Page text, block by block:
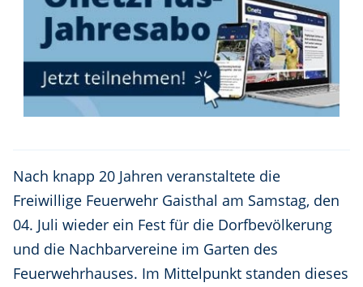
Nach knapp 20 Jahren veranstaltete die
Freiwillige Feuerwehr Gaisthal am Samstag, den
04. Juli wieder ein Fest für die Dorfbevölkerung
und die Nachbarvereine im Garten des
Feuerwehrhauses. Im Mittelpunkt standen dieses